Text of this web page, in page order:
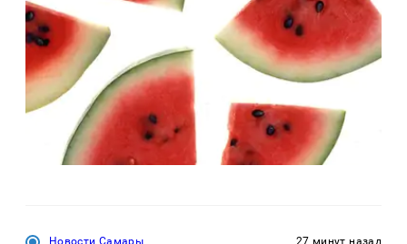
Новости Самары 27 минут назад